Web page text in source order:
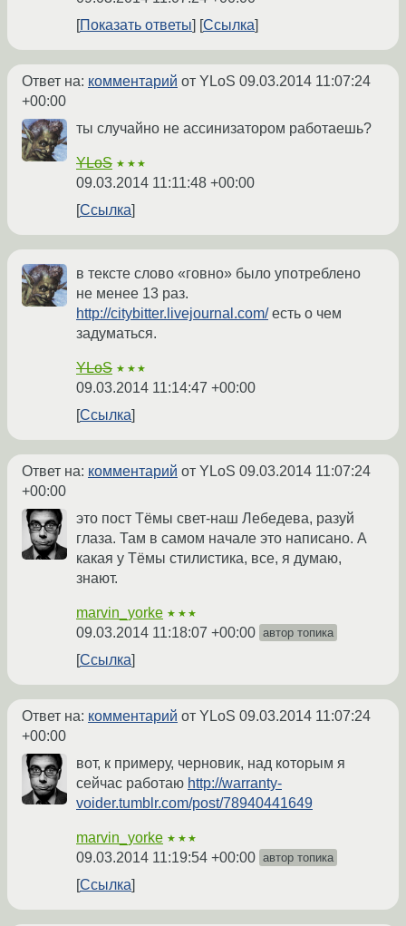
Показать ответы
Ссылка
Ответ на: комментарий от YLoS 09.03.2014 11:07:24
+00:00
ты случайно не ассинизатором работаешь?
YLoS ★★★
09.03.2014 11:11:48 +00:00
Ссылка
в тексте слово «говно» было употреблено
не менее 13 раз.
http://citybitter.livejournal.com/есть о чем
задуматься.
YLoS ★★★
09.03.2014 11:14:47 +00:00
Ссылка
Ответ на: комментарий от YLoS 09.03.2014 11:07:24
+00:00
это пост Тёмы свет-наш Лебедева, разуй
глаза. Там в самом начале это написано. А
какая у Тёмы стилистика, все, я думаю,
знают.
marvin_yorke ★★★
09.03.2014 11:18:07 +00:00 автор топика
Ссылка
Ответ на: комментарий от YLoS 09.03.2014 11:07:24
+00:00
вот, к примеру, черновик, над которым я
сейчас работаю http://warranty-
voider.tumblr.com/post/78940441649
marvin_yorke ★★★
09.03.2014 11:19:54 +00:00 автор топика
Ссылка